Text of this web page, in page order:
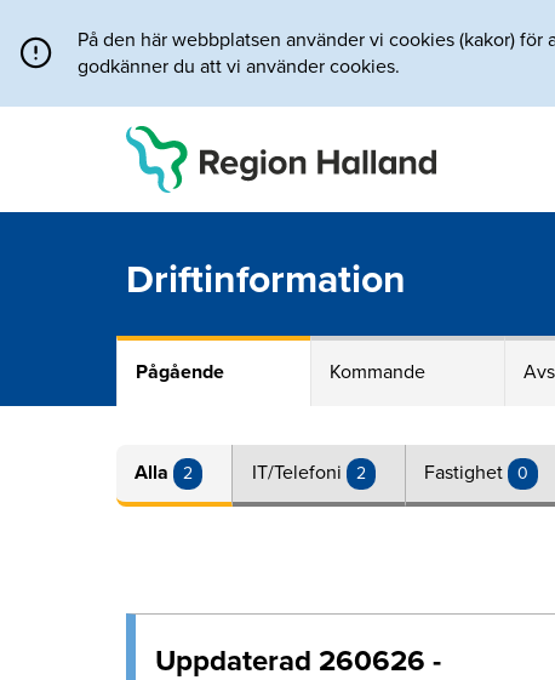
På den här webbplatsen använder vi cookies (kakor)
godkänner du att vi använder cookies.
Driftinformation
Pågående Kommande
Alla 2 IT/Telefoni 2 Fastighet 0
Uppdaterad 260626 -